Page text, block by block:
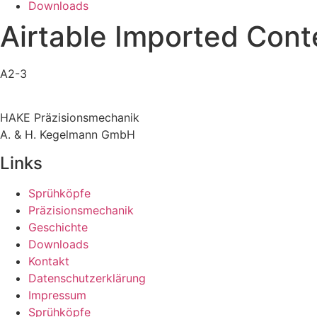
Downloads
Airtable Imported
A2-3
HAKE Präzisionsmechanik
A. & H. Kegelmann GmbH
Links
Sprühköpfe
Präzisionsmechanik
Geschichte
Downloads
Kontakt
Datenschutzerklärung
Impressum
Sprühköpfe